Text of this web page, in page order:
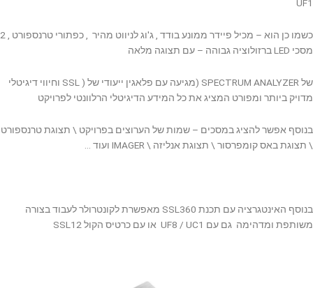
UF1
כשמו כן הוא – מכיל פיידר ממונע בודד , ג'וג לניווט מהיר , כפתורי טרנספורט , 2
מסכי LED ברזולוציה גבוהה – עם תצוגה מלאה
של SPECTRUM ANALYZER (מגיעה עם פלאגין ייעודי של ( SSL וחיווי דיגיטלי
מדויק ביותר ומפורט המציג את כל המידע הדיגיטלי הרלוונטי לפרויקט
בנוסף אפשר להציג במסכים – שמות של הערוצים בפרויקט \ תצוגת טרנספורט
\ תצוגת באס קומפרסור \ תצוגת אנליזה \ IMAGER ועוד …
בנוסף האינטגרציה עם תכנת SSL360 מאפשרת לקונטרולר לעבוד בצורה
משותפת ומדהימה גם עם UF8 / UC1 או עם כרטיס הקול SSL12